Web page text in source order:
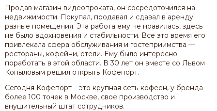
Продав магазин видеопроката, он сосредоточился на
недвижимости. Покупал, продавал и сдавал в аренду
разные помещения. Эта работа ему не нравилась, здесь
не было вдохновения и стабильности. Все это время его
привлекала сфера обслуживания и гостеприимства —
рестораны, кофейни, отели. Ему было интересно
поработать в этой области. В 30 лет он вместе со Львом
Копыловым решил открыть Кофепорт.
Сегодня Кофепорт – это крупная сеть кофеен, у бренда
более 100 точек в Москве, свое производство и
внушительный штат сотрудников.